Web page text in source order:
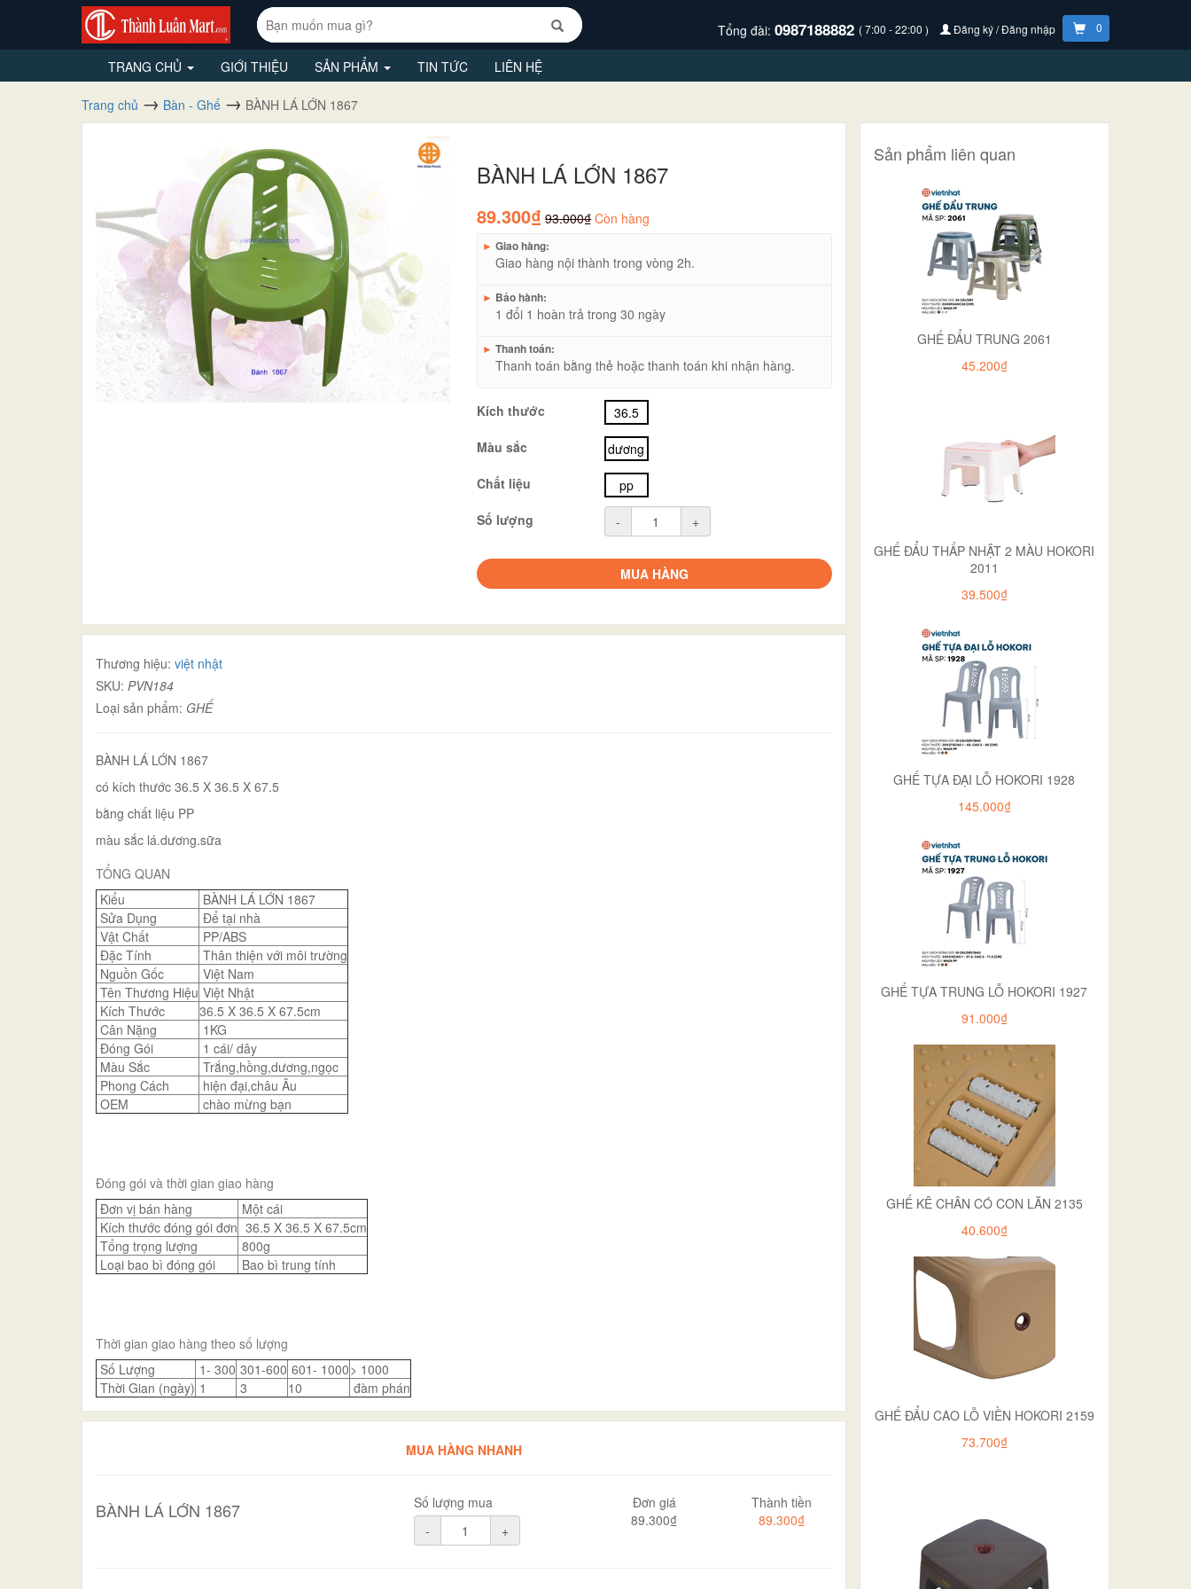
Tổng đài: 0987188882 ( 7:00 - 22:00 ) Đăng ký / Đăng nhập 0
TRANG CHỦ GIỚI THIỆU SẢN PHẨM TIN TỨC LIÊN HỆ
Trang chủ Bàn - Ghế BÀNH LÁ LỚN 1867
BÀNH LÁ LỚN 1867
89.300₫ 93.000₫ Còn hàng
► Giao hàng:
Giao hàng nội thành trong vòng 2h.
► Bảo hành:
1 đổi 1 hoàn trả trong 30 ngày
► Thanh toán:
Thanh toán bằng thẻ hoặc thanh toán khi nhận hàng.
Kích thước
36.5
Màu sắc
dương
Chất liệu
pp
Số lượng
- +
MUA HÀNG
Thương hiệu: việt nhật
SKU: PVN184
Loại sản phẩm: GHẾ
BÀNH LÁ LỚN 1867
có kích thước 36.5 X 36.5 X 67.5
bằng chất liệu PP
màu sắc lá.dương.sữa
TỔNG QUAN
Kiểu
BÀNH LÁ LỚN 1867
Sửa Dụng
Để tại nhà
Vật Chất
PP/ABS
Đặc Tính
Thân thiện với môi trường
Nguồn Gốc
Việt Nam
Tên Thương Hiệu Việt Nhật
Kích Thước
36.5 X 36.5 X 67.5cm
Cân Nặng
1KG
Đóng Gói
1 cái/ dây
Màu Sắc
Trắng,hồng,dương,ngọc
Phong Cách
hiện đại,châu Âu
OEM
chào mừng bạn
Đóng gói và thời gian giao hàng
Đơn vị bán hàng
Một cái
Kích thước đóng gói đơn 36.5 X 36.5 X 67.5cm
Tổng trọng lượng
800g
Loại bao bì đóng gói
Bao bì trung tính
Thời gian giao hàng theo số lượng
Số Lượng
1- 300 301-600 601- 1000> 1000
Thời Gian (ngày) 1 3 10 đàm phán
MUA HÀNG NHANH
BÀNH LÁ LỚN 1867
Số lượng mua
-
+
Đơn giá
89.300₫
Thành tiền
89.300₫
Sản phẩm liên quan
GHẾ ĐẨU TRUNG 2061
45.200₫
GHẾ ĐẨU THẤP NHẬT 2 MÀU HOKORI
2011
39.500₫
GHẾ TỰA ĐẠI LỖ HOKORI 1928
145.000₫
GHẾ TỰA TRUNG LỖ HOKORI 1927
91.000₫
GHẾ KÊ CHÂN CÓ CON LĂN 2135
40.600₫
GHẾ ĐẨU CAO LỖ VIỀN HOKORI 2159
73.700₫